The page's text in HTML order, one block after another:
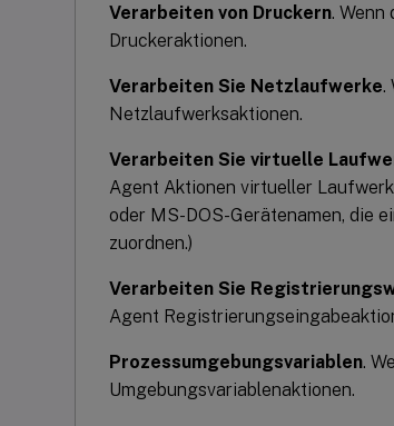
Verarbeiten von Druckern.
Druckeraktionen.
Verarbeiten Sie Netzlaufwerke.
Netzlaufwerksaktionen.
Verarbeiten Sie virtuelle
Agent Aktionen virtueller
oder MS-DOS-Gerätenamen, die
zuordnen.)
Verarbeiten Sie
Agent
Prozessumgebungsvariablen.
Umgebungsvariablenaktionen.